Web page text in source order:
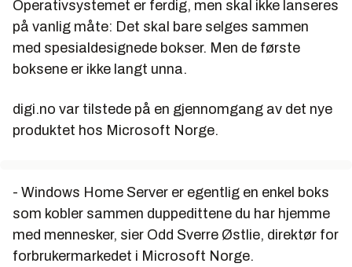
Operativsystemet er ferdig, men skal ikke lanseres
på vanlig måte: Det skal bare selges sammen
med spesialdesignede bokser. Men de første
boksene er ikke langt unna.
digi.no var tilstede på en gjennomgang av det nye
produktet hos Microsoft Norge.
- Windows Home Server er egentlig en enkel boks
som kobler sammen duppedittene du har hjemme
med mennesker, sier Odd Sverre Østlie, direktør for
forbrukermarkedet i Microsoft Norge.